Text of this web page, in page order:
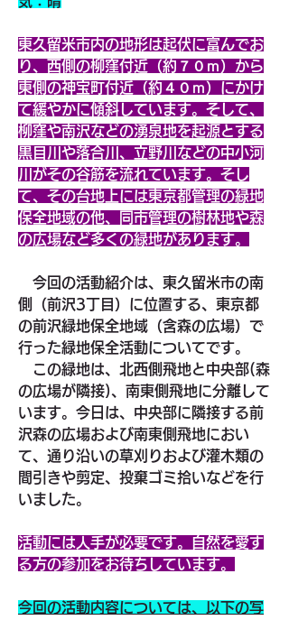
東久留米市内の地形は起伏に富んでお
り、西側の柳窪付近（約７０ｍ）から
東側の神宝町付近（約４０ｍ）にかけ
て緩やかに傾斜しています。そして、
柳窪や南沢などの湧泉地を起源とする
黒目川や落合川、立野川などの中小河
川がその谷筋を流れています。そし
て、その台地上には東京都管理の緑地
保全地域の他、同市管理の樹林地や森
の広場など多くの緑地があります。
今回の活動紹介は、東久留米市の南
側（前沢3丁目）に位置する、東京都
の前沢緑地保全地域（含森の広場）で
行った緑地保全活動についてです。
この緑地は、北西側飛地と中央部(森
の広場が隣接)、南東側飛地に分離して
います。今日は、中央部に隣接する前
沢森の広場および南東側飛地におい
て、通り沿いの草刈りおよび灌木類の
間引きや剪定、投棄ゴミ拾いなどを行
いました。
活動には人手が必要です。自然を愛す
る方の参加をお待ちしています。
今回の活動内容については、以下の写